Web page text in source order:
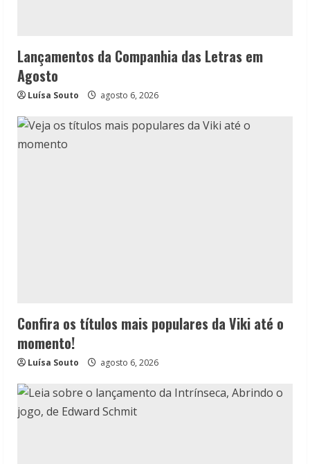
Lançamentos da Companhia das Letras em
Agosto
Luísa Souto agosto 6, 2026
Confira os títulos mais populares da Viki até o
momento!
Luísa Souto agosto 6, 2026